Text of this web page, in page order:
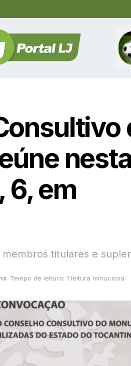
nesta
6, em
titulares e
Tempo de leitura: 1 leitura minuciosa